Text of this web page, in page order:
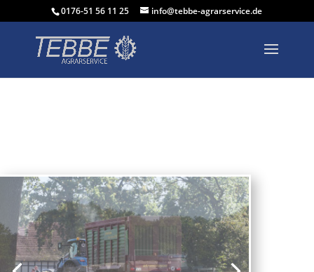
0176-51 56 11 25 info@tebbe-agrarservice.de